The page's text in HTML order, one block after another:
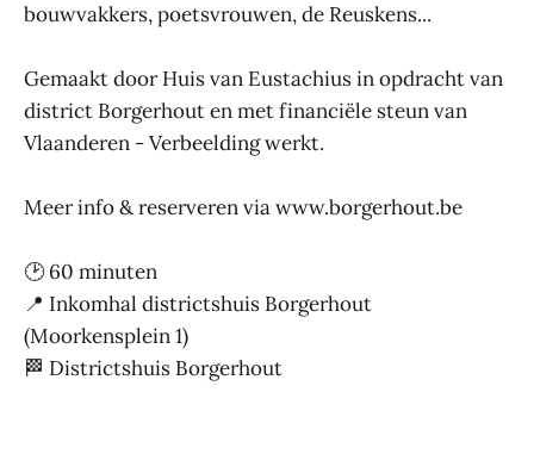
bouwvakkers, poetsvrouwen, de Reuskens...
Gemaakt door Huis van Eustachius in opdracht van
district Borgerhout en met financiële steun van
Vlaanderen - Verbeelding werkt.
Meer info & reserveren via www.borgerhout.be
🕑 60 minuten
📍 Inkomhal districtshuis Borgerhout
(Moorkensplein 1)
🏁 Districtshuis Borgerhout